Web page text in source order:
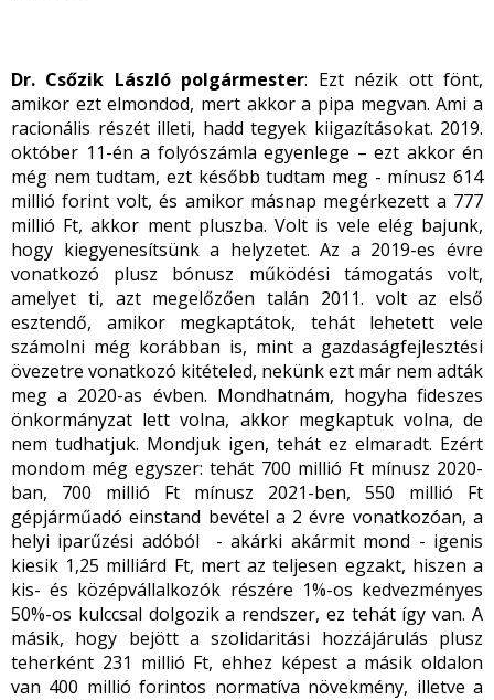
Dr. Csőzik László polgármester: Ezt nézik ott fönt,
amikor ezt elmondod, mert akkor a pipa megvan. Ami a
racionális részét illeti, hadd tegyek kiigazításokat. 2019.
október 11-én a folyószámla egyenlege – ezt akkor én
még nem tudtam, ezt később tudtam meg - mínusz 614
millió forint volt, és amikor másnap megérkezett a 777
millió Ft, akkor ment pluszba. Volt is vele elég bajunk,
hogy kiegyenesítsünk a helyzetet. Az a 2019-es évre
vonatkozó plusz bónusz működési támogatás volt,
amelyet ti, azt megelőzően talán 2011. volt az első
esztendő, amikor megkaptátok, tehát lehetett vele
számolni még korábban is, mint a gazdaságfejlesztési
övezetre vonatkozó kitételed, nekünk ezt már nem adták
meg a 2020-as évben. Mondhatnám, hogyha fideszes
önkormányzat lett volna, akkor megkaptuk volna, de
nem tudhatjuk. Mondjuk igen, tehát ez elmaradt. Ezért
mondom még egyszer: tehát 700 millió Ft mínusz 2020-
ban, 700 millió Ft mínusz 2021-ben, 550 millió Ft
gépjárműadó einstand bevétel a 2 évre vonatkozóan, a
helyi iparűzési adóból - akárki akármit mond - igenis
kiesik 1,25 milliárd Ft, mert az teljesen egzakt, hiszen a
kis- és középvállalkozók részére 1%-os kedvezményes
50%-os kulccsal dolgozik a rendszer, ez tehát így van. A
másik, hogy bejött a szolidaritási hozzájárulás plusz
teherként 231 millió Ft, ehhez képest a másik oldalon
van 400 millió forintos normatíva növekmény, illetve a